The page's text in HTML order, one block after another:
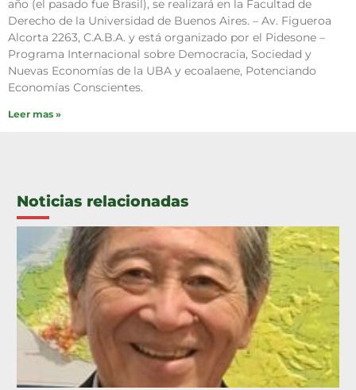
año (el pasado fue Brasil), se realizará en la Facultad de
Derecho de la Universidad de Buenos Aires. – Av. Figueroa
Alcorta 2263, C.A.B.A. y está organizado por el Pidesone –
Programa Internacional sobre Democracia, Sociedad y
Nuevas Economías de la UBA y ecoalaene, Potenciando
Economías Conscientes.
Leer mas »
Noticias relacionadas